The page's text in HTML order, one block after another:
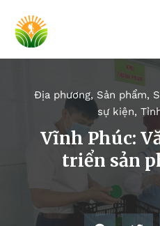
Địa phương, Sản phẩm,
sự kiện,
Vĩnh Phúc:
triển sản